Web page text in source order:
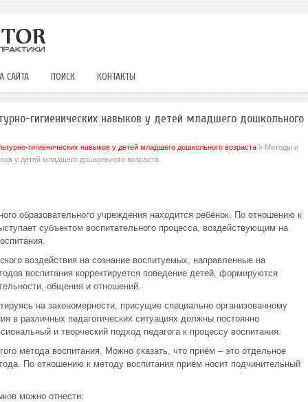
САЙТА ПОИСК КОНТАКТЫ
гигиенических навыков у детей младшего дошкольного
гигиенических навыков у детей младшего дошкольного возраста» Методы и
у детей младшего дошкольного возраста
образовательного учреждения находится ребёнок. По отношению к
субъектом воспитательного процесса, воздействующим на
воздействия на сознание воспитуемых, направленные на
воспитания корректируется поведение детей, формируются
общения и отношений.
на закономерности, присущие специально организованному
в различных педагогических ситуациях должны постоянно
и творческий подход педагога к процессу воспитания.
метода воспитания. Можно сказать, что приём – это отдельное
По отношению к методу воспитания приём носит подчинительный
можно отнести: